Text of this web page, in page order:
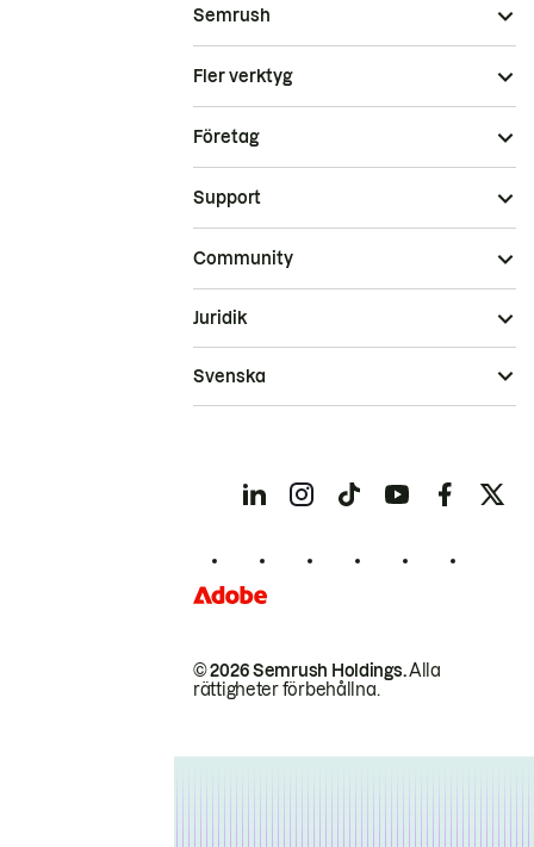
Semrush
Fler verktyg
Företag
Support
Community
© 2026 Semrush Holdings.Alla
rättigheter förbehållna.
Juridik
Svenska